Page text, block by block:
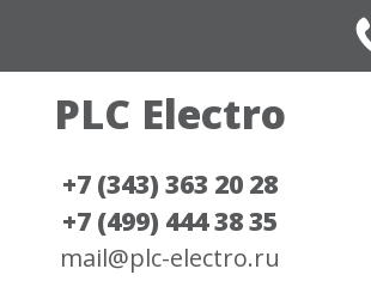
PLC Electro
+7 (343) 363 20 28
+7 (499) 444 38 35
mail@plc-electro.ru